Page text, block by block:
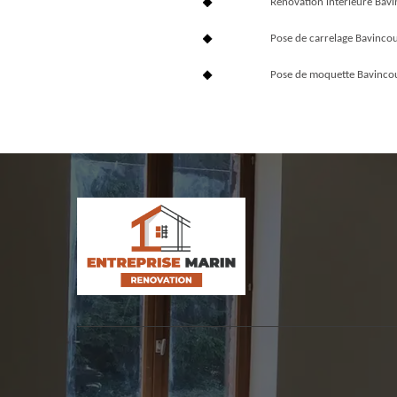
Pose de carrelage
Pose de moquette